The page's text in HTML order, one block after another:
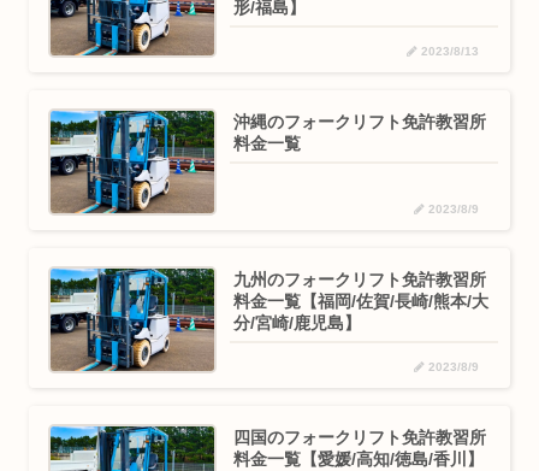
形/福島】
2023/8/13
沖縄のフォークリフト免許教習所
料金一覧
2023/8/9
九州のフォークリフト免許教習所
料金一覧【福岡/佐賀/長崎/熊本/大
分/宮崎/鹿児島】
2023/8/9
四国のフォークリフト免許教習所
料金一覧【愛媛/高知/徳島/香川】